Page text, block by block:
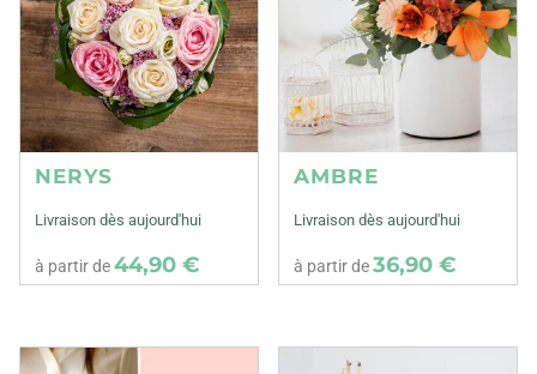
NERYS
Livraison dès aujourd'hui
à partir de44,90 €
AMBRE
Livraison dès aujourd'hui
à partir de36,90 €